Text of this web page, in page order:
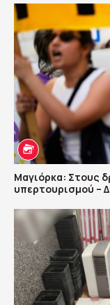
Μαγιόρκα: Στους
υπερτουρισμού –